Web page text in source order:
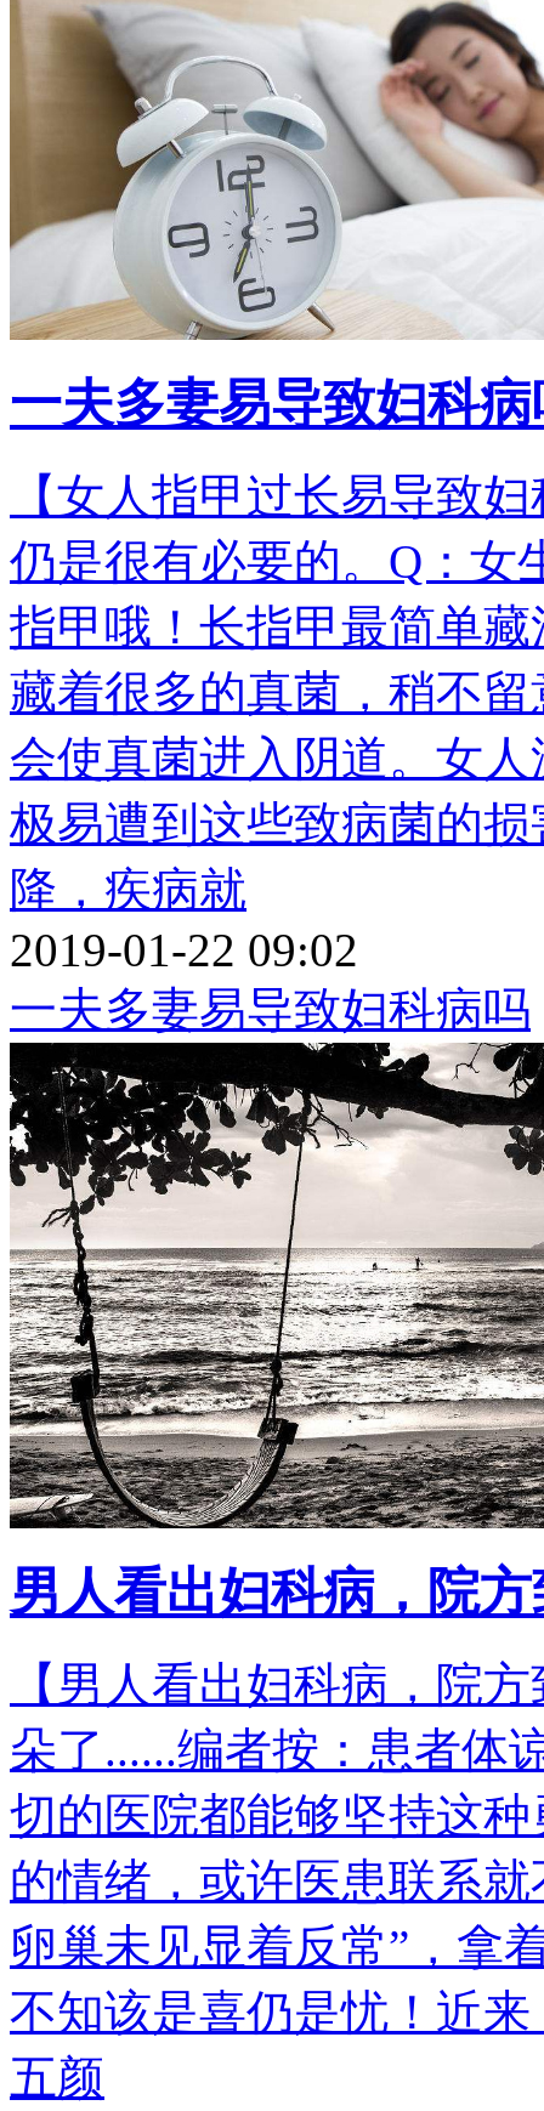
一夫多妻易导致妇科
【女人指甲过长易导致
仍是很有必要的。Q：女
指甲哦！长指甲最简单
藏着很多的真菌，稍不
会使真菌进入阴道。女
极易遭到这些致病菌的
降，疾病就
2019-01-22 09:02
一夫多妻易导致妇科病吗
男人看出妇科病，院
【男人看出妇科病，院
朵了......编者按：患者体
切的医院都能够坚持这
的情绪，或许医患联系
卵巢未见显着反常”，拿
不知该是喜仍是忧！近
五颜